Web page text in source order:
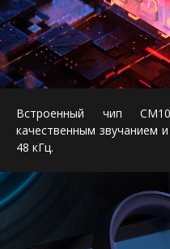
Встроенный чип
качественным звучанием
48 кГц.